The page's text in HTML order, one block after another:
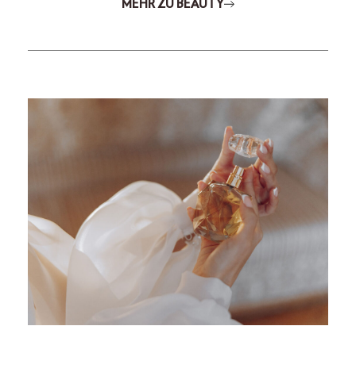
MEHR ZU BEAUTY